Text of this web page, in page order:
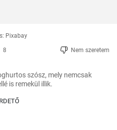
Pixabay
8 Nem szeretem
szósz, mely nemcsak
is remekül illik.